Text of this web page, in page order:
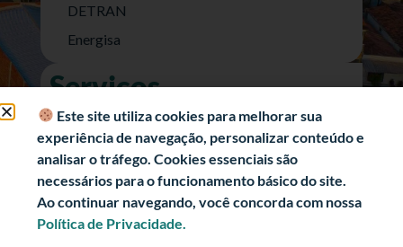
DETRAN
Energisa
Serviços
Nota Fiscal Eletrônica
e-SIC (Acesso a Informação)
Transparência Fiscal
História
Informações Turísticas
Este site utiliza cookies para melhorar sua
experiência de navegação, personalizar conteúdo e
analisar o tráfego. Cookies essenciais são
necessários para o funcionamento básico do site.
Ao continuar navegando, você concorda com nossa
Política de Privacidade.